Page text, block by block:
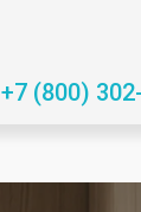
+7 (800)